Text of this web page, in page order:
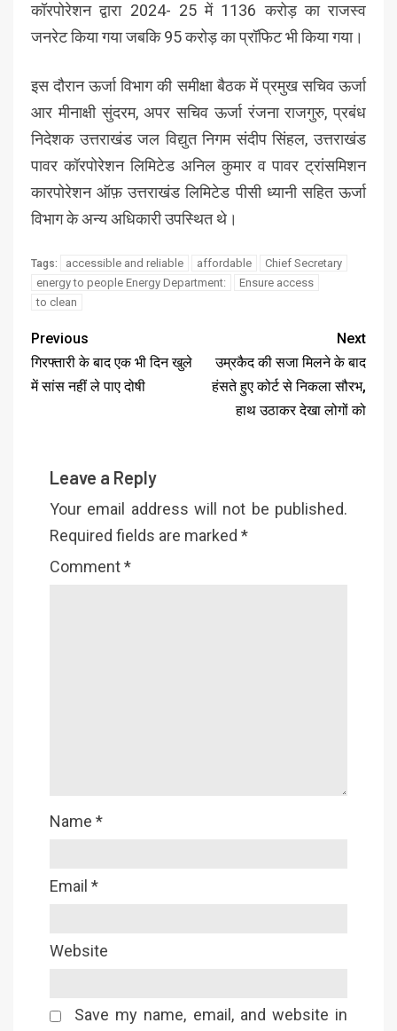
कॉरपोरेशन द्वारा 2024- 25 में 1136 करोड़ का राजस्व
जनरेट किया गया जबकि 95 करोड़ का प्रॉफिट भी किया गया।
इस दौरान ऊर्जा विभाग की समीक्षा बैठक में प्रमुख सचिव ऊर्जा
आर मीनाक्षी सुंदरम, अपर सचिव ऊर्जा रंजना राजगुरु, प्रबंध
निदेशक उत्तराखंड जल विद्युत निगम संदीप सिंहल, उत्तराखंड
पावर कॉरपोरेशन लिमिटेड अनिल कुमार व पावर ट्रांसमिशन
कारपोरेशन ऑफ़ उत्तराखंड लिमिटेड पीसी ध्यानी सहित ऊर्जा
विभाग के अन्य अधिकारी उपस्थित थे।
Tags: accessible and reliable affordable
Chief Secretary
energy to people Energy Department:
Ensure access
to clean
Previous
गिरफ्तारी के बाद एक भी दिन खुले
में सांस नहीं ले पाए दोषी
Next
उम्रकैद की सजा मिलने के बाद
हंसते हुए कोर्ट से निकला सौरभ,
हाथ उठाकर देखा लोगों को
Leave a Reply
Your email address will not be published.
Required fields are marked *
Comment*
Name *
Email *
Website
Save my name, email, and website in